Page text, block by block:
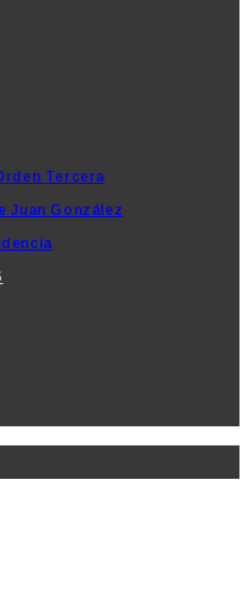
Tercera
Juan González